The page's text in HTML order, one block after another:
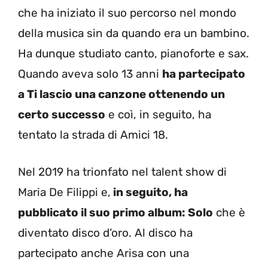
che ha iniziato il suo percorso nel mondo
della musica sin da quando era un bambino.
Ha dunque studiato canto, pianoforte e sax.
Quando aveva solo 13 anni ha partecipato
a Ti lascio una canzone ottenendo un
certo successo e coì, in seguito, ha
tentato la strada di Amici 18.
Nel 2019 ha trionfato nel talent show di
Maria De Filippi e, in seguito, ha
pubblicato il suo primo album: Solo che è
diventato disco d’oro. Al disco ha
partecipato anche Arisa con una